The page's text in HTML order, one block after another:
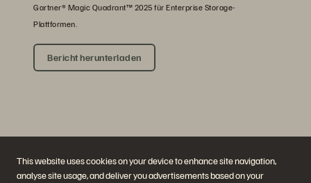
This website uses cookies on your device to enhance site navigation,
analyse site usage, and deliver you advertisements based on your
Gartner® Magic Quadrant™ 2025 für Enterprise Storage-
Plattformen.
Bericht herunterladen